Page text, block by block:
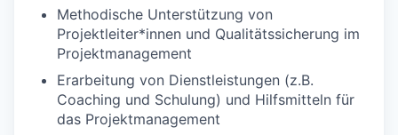
Methodische Unterstützung von
Projektleiter*innen und Qualitätssicherung im
Projektmanagement
Erarbeitung von Dienstleistungen (z.B.
Coaching und Schulung) und Hilfsmitteln für
das Projektmanagement